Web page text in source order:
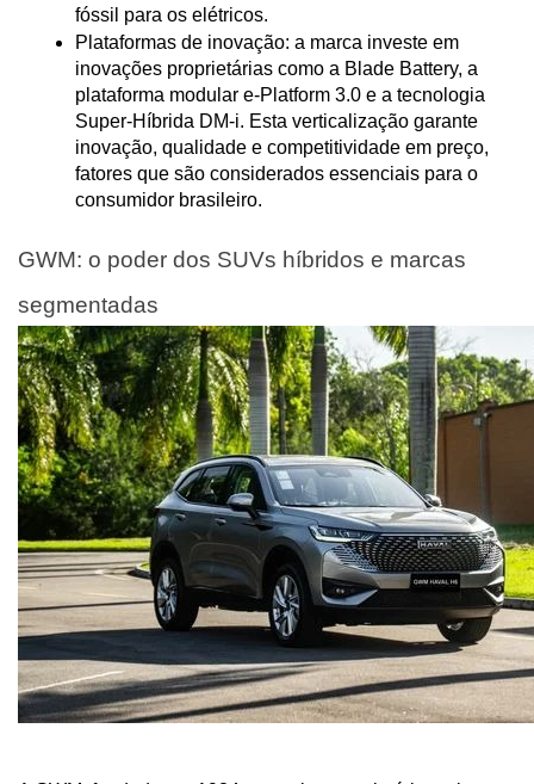
fóssil para os elétricos.
Plataformas de inovação: a marca investe em
inovações proprietárias como a Blade Battery, a
plataforma modular e-Platform 3.0 e a tecnologia
Super-Híbrida DM-i. Esta verticalização garante
inovação, qualidade e competitividade em preço,
fatores que são considerados essenciais para o
consumidor brasileiro.
GWM: o poder dos SUVs híbridos e marcas
segmentadas